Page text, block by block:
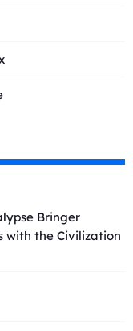
Bringer
with the Civilization